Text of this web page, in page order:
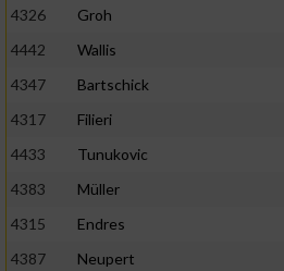
4326
Groh
4442
Wallis
4347
Bartschick
4317
Filieri
4433
Tunukovic
4383
Müller
4315
Endres
4387
Neupert